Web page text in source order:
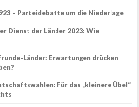
– Parteidebatte um die Niederlage
Dienst der Länder 2023: Wie
Länder: Erwartungen drücken
Für das „kleinere Übel“